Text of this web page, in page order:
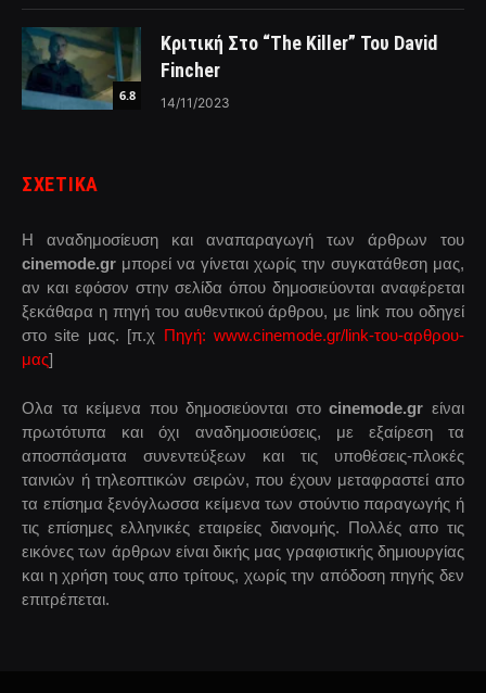
6.8
Κριτική Στο “The Killer” Του David
Fincher
14/11/2023
ΣΧΕΤΙΚΑ
Η αναδημοσίευση και αναπαραγωγή των άρθρων του
cinemode.gr μπορεί να γίνεται χωρίς την συγκατάθεση μας,
αν και εφόσον στην σελίδα όπου δημοσιεύονται αναφέρεται
ξεκάθαρα η πηγή του αυθεντικού άρθρου, με link που οδηγεί
στο site μας. [π.χ Πηγή: www.cinemode.gr/link-του-αρθρου-
μας]
Ολα τα κείμενα που δημοσιεύονται στοcinemode.gr είναι
πρωτότυπα και όχι αναδημοσιεύσεις, με εξαίρεση τα
αποσπάσματα συνεντεύξεων και τις υποθέσεις-πλοκές
ταινιών ή τηλεοπτικών σειρών, που έχουν μεταφραστεί απο
τα επίσημα ξενόγλωσσα κείμενα των στούντιο παραγωγής ή
τις επίσημες ελληνικές εταιρείες διανομής. Πολλές απο τις
εικόνες των άρθρων είναι δικής μας γραφιστικής δημιουργίας
και η χρήση τους απο τρίτους, χωρίς την απόδοση πηγής δεν
επιτρέπεται.